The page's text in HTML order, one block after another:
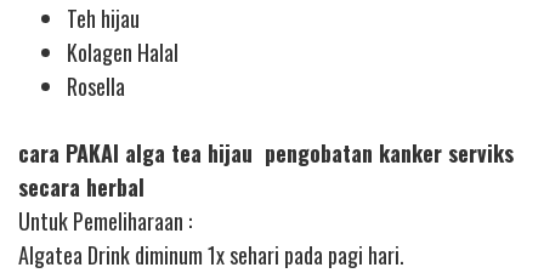
Teh hijau
Kolagen Halal
Rosella
cara PAKAI alga tea hijau pengobatan kanker serviks
secara herbal
Untuk Pemeliharaan :
Algatea Drink diminum 1x sehari pada pagi hari.